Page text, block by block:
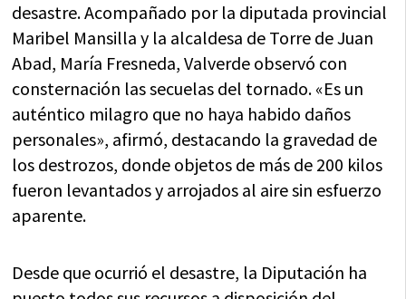
desastre. Acompañado por la diputada provincial
Maribel Mansilla y la alcaldesa de Torre de Juan
Abad, María Fresneda, Valverde observó con
consternación las secuelas del tornado. «Es un
auténtico milagro que no haya habido daños
personales», afirmó, destacando la gravedad de
los destrozos, donde objetos de más de 200 kilos
fueron levantados y arrojados al aire sin esfuerzo
aparente.
Desde que ocurrió el desastre, la Diputación ha